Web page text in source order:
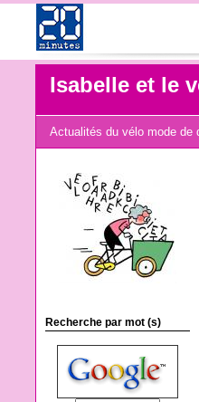
Isabelle et le
Actualités du vélo mode de
Recherche par mot (s)